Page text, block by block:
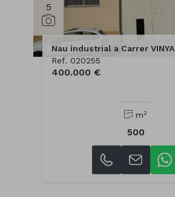
5
Nau industrial a Carrer VINYA
Ref. 020255
400.000 €
m2
500